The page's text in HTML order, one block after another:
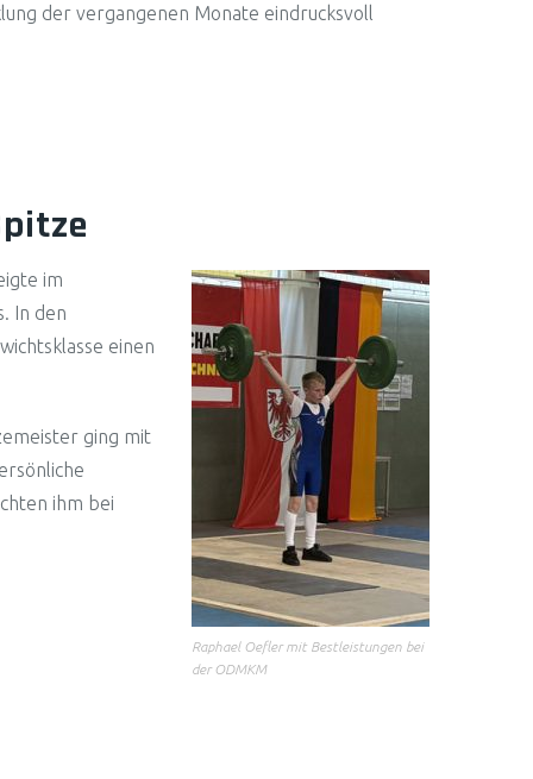
der vergangenen Monate eindrucksvoll
Raphael Oefler mit Bestleistungen bei
der ODMKM
im
In den
einen
ging mit
ihm bei